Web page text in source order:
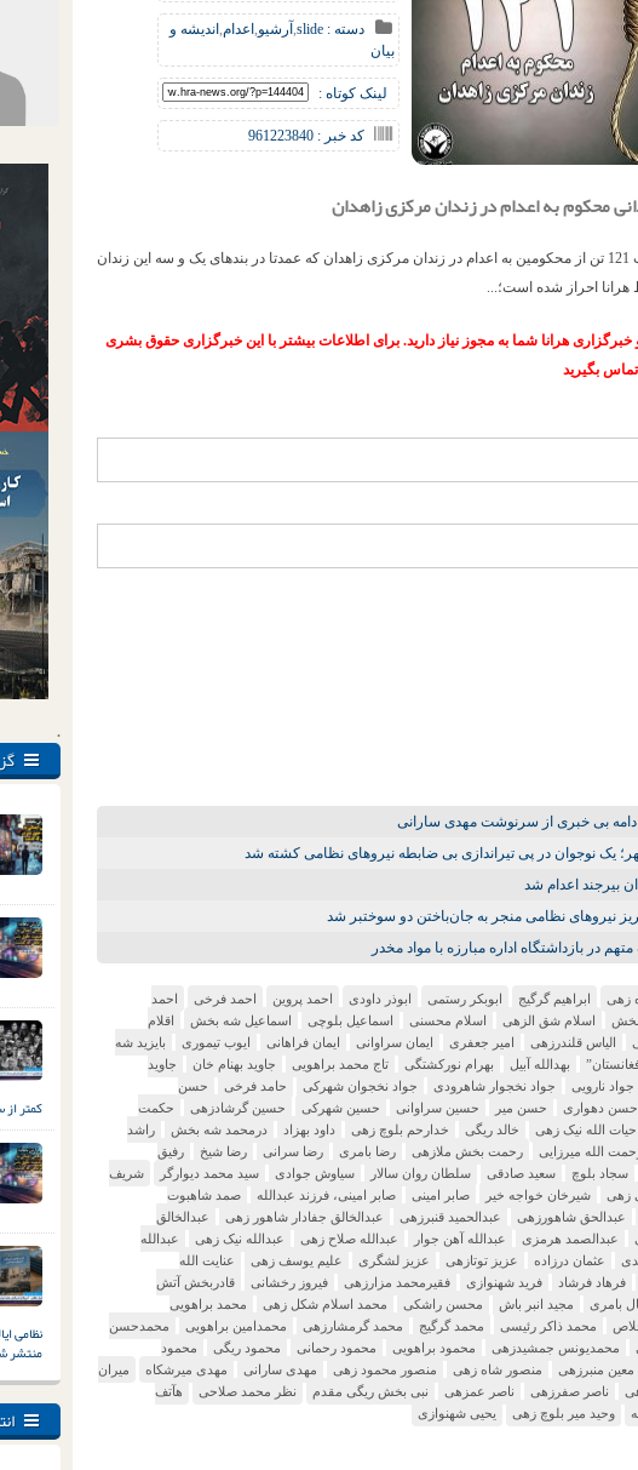
.
کمتر
نظامی
منتشر
دسته : slide
,آرشیو,اعدام,اندیشه و
بیان
لینک کوتاه :
کد خبر : 961223840
خبرگزاری هرانا – هویت 121 تن از محکومین به اعدام در زندان مرکزی زاهدان که عمدتا در بندهای یک و سه این زندان
احراز شده است؛...
هرانا شما به مجوز نیاز دارید. برای اطلاعات بیشتر با این خبرگزاری حقوق بشری
بگیرید
ادامه بی خبری از سرنوشت مهدی سارانی
یک نوجوان در پی تیراندازی بی ضابطه نیروهای نظامی کشته شد
بیرجند اعدام شد
نیروهای نظامی منجر به جان‌باختن دو سوختبر شد
در بازداشتگاه اداره مبارزه با مواد مخدر
زهی ابراهیم گرگیج ابوبکر رستمی ابوذر داودی احمد پروین احمد فرخی
احمد
اسلام شق الزهی اسلام محسنی اسماعیل بلوچی اسماعیل شه بخش
اقلام
الیاس قلندرزهی امیر جعفری ایمان سراوانی ایمان فراهانی ایوب تیموری
بایزید شه
بهدالله آبیل بهرام نورکشتگی تاج محمد براهویی جاوید بهنام خان
جاوید
جواد نارویی جواد نخجوار شاهرودی جواد نخجوان شهرکی حامد فرخی
حسن
حسن دهواری حسن میر حسین سراوانی حسین شهرکی حسین گرشادزهی
حکمت
حیات الله نیک زهی خالد ریگی خدارحم بلوچ زهی داود بهزاد درمحمد شه بخش
راشد
الله میرزایی رحمت بخش ملازهی رضا بامری رضا سرانی رضا شیخ
رفیق
سجاد بلوچ سعید صادقی سلطان روان سالار سیاوش جوادی سید محمد دیوارگر
شریف
زهی شیرخان خواجه خیر صابر امینی صابر امینی، فرزند عبدالله
صمد شاهبوت
عبدالحق شاهورزهی عبدالحمید قنبرزهی عبدالخالق جفادار شاهور زهی
عبدالخالق
عبدالصمد هرمزی عبدالله آهن جوار عبدالله صلاح زهی عبدالله نیک زهی
عبدالله
عثمان درزاده عزیز توتازهی عزیز لشگری علیم یوسف زهی
عنایت الله
فرهاد فرشاد فرید شهنوازی فقیرمحمد مزارزهی فیروز رخشانی
قادربخش آتش
بامری مجید انبر باش محسن راشکی محمد اسلام شکل زهی
محمد براهویی
محمد ذاکر رئیسی محمد گرگیج محمد گرمشارزهی محمدامین براهویی
محمدحسن
محمدیونس جمشیدزهی محمود براهویی محمود رحمانی محمود ریگی
محمود
معین منبرزهی منصور شاه زهی منصور محمود زهی مهدی سارانی مهدی میرشکاه
میران
ناصر صفرزهی ناصر عمزهی نبی بخش ریگی مقدم نظر محمد صلاحی
هآتف
وحید میر بلوچ زهی یحیی شهنوازی